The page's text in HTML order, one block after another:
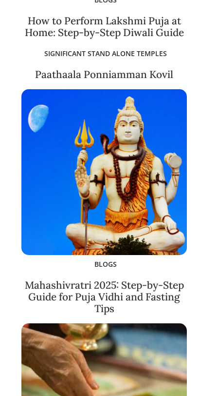
How to Perform Lakshmi Puja at
Home: Step-by-Step Diwali Guide
SIGNIFICANT STAND ALONE TEMPLES
Paathaala Ponniamman Kovil
BLOGS
Mahashivratri 2025: Step-by-Step
Guide for Puja Vidhi and Fasting
Tips